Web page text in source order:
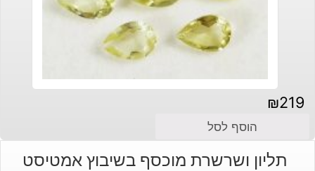
₪219
הוסף לסל
תליון ושרשרת מוכסף בשיבוץ אמטיסט